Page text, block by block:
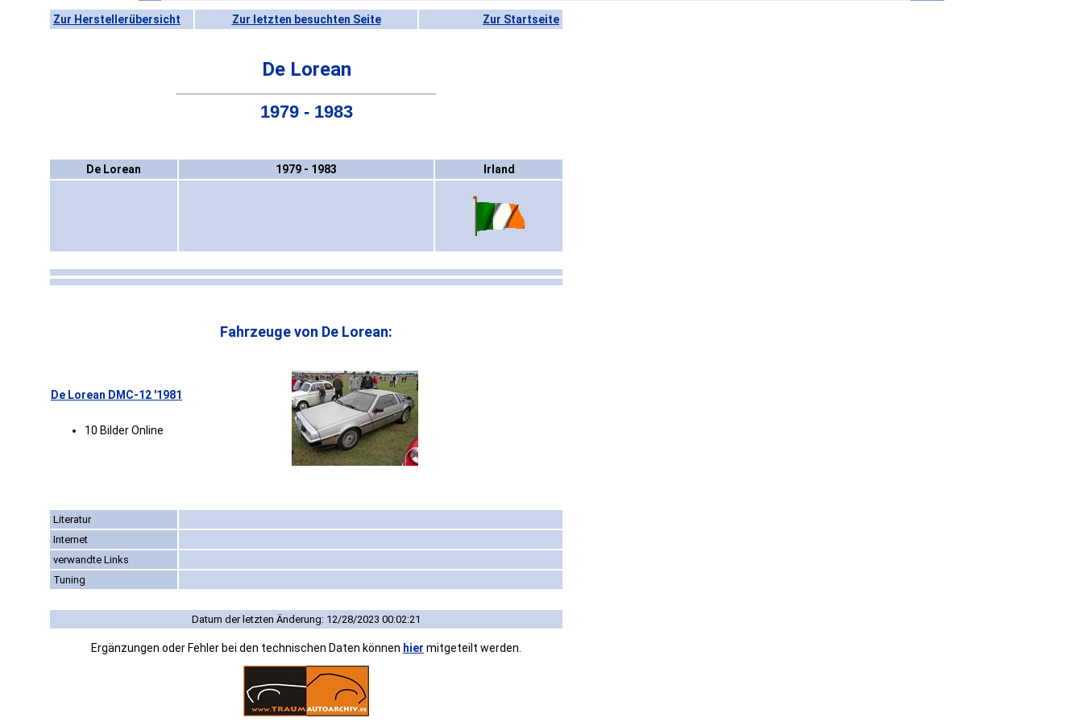
Zur Herstellerübersicht Zur letzten besuchten Seite Zur Startseite
De Lorean
1979 - 1983
De Lorean 1979 - 1983 Irland
Fahrzeuge von De Lorean:
De Lorean DMC-12 '1981
10 Bilder Online
Literatur
Internet
verwandte Links
Tuning
Datum der letzten Änderung: 12/28/2023 00:02:21
Ergänzungen oder Fehler bei den technischen Daten können hier mitgeteilt werden.